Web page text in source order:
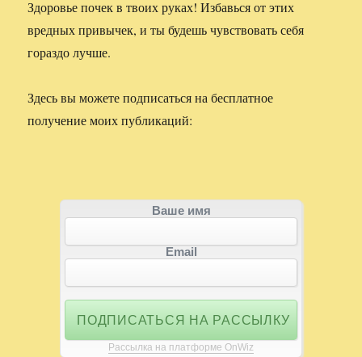
Здоровье почек в твоих руках! Избавься от этих
вредных привычек, и ты будешь чувствовать себя
гораздо лучше.
Здесь вы можете подписаться на бесплатное
получение моих публикаций:
Ваше имя
Email
Рассылка на платформе OnWiz